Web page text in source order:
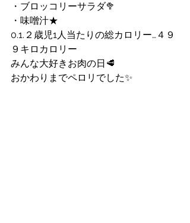
・ブロッコリーサラダ🥦
・味噌汁★
0.1.２歳児1人当たりの総カロリー…４９
９キロカロリー
みんな大好きお肉の日🥩
おかわりまでペロリでした✨